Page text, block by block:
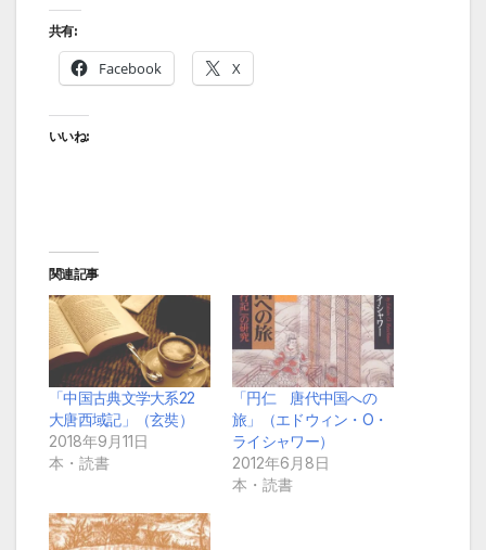
共有:
Facebook X
いいね:
関連記事
「中国古典文学大系22
大唐西域記」（玄奘）
2018年9月11日
本・読書
「円仁 唐代中国への
旅」（エドウィン・O・
ライシャワー）
2012年6月8日
本・読書